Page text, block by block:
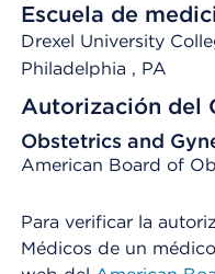
Escuela de
Drexel University
Philadelphia , PA
Autorización del
Obstetrics and
American Board of
Para verificar la
Médicos de un